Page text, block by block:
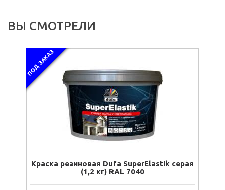
ВЫ СМОТРЕЛИ
ПОД ЗАКАЗ
Краска резиновая Dufa SuperElastik серая
(1,2 кг) RAL 7040